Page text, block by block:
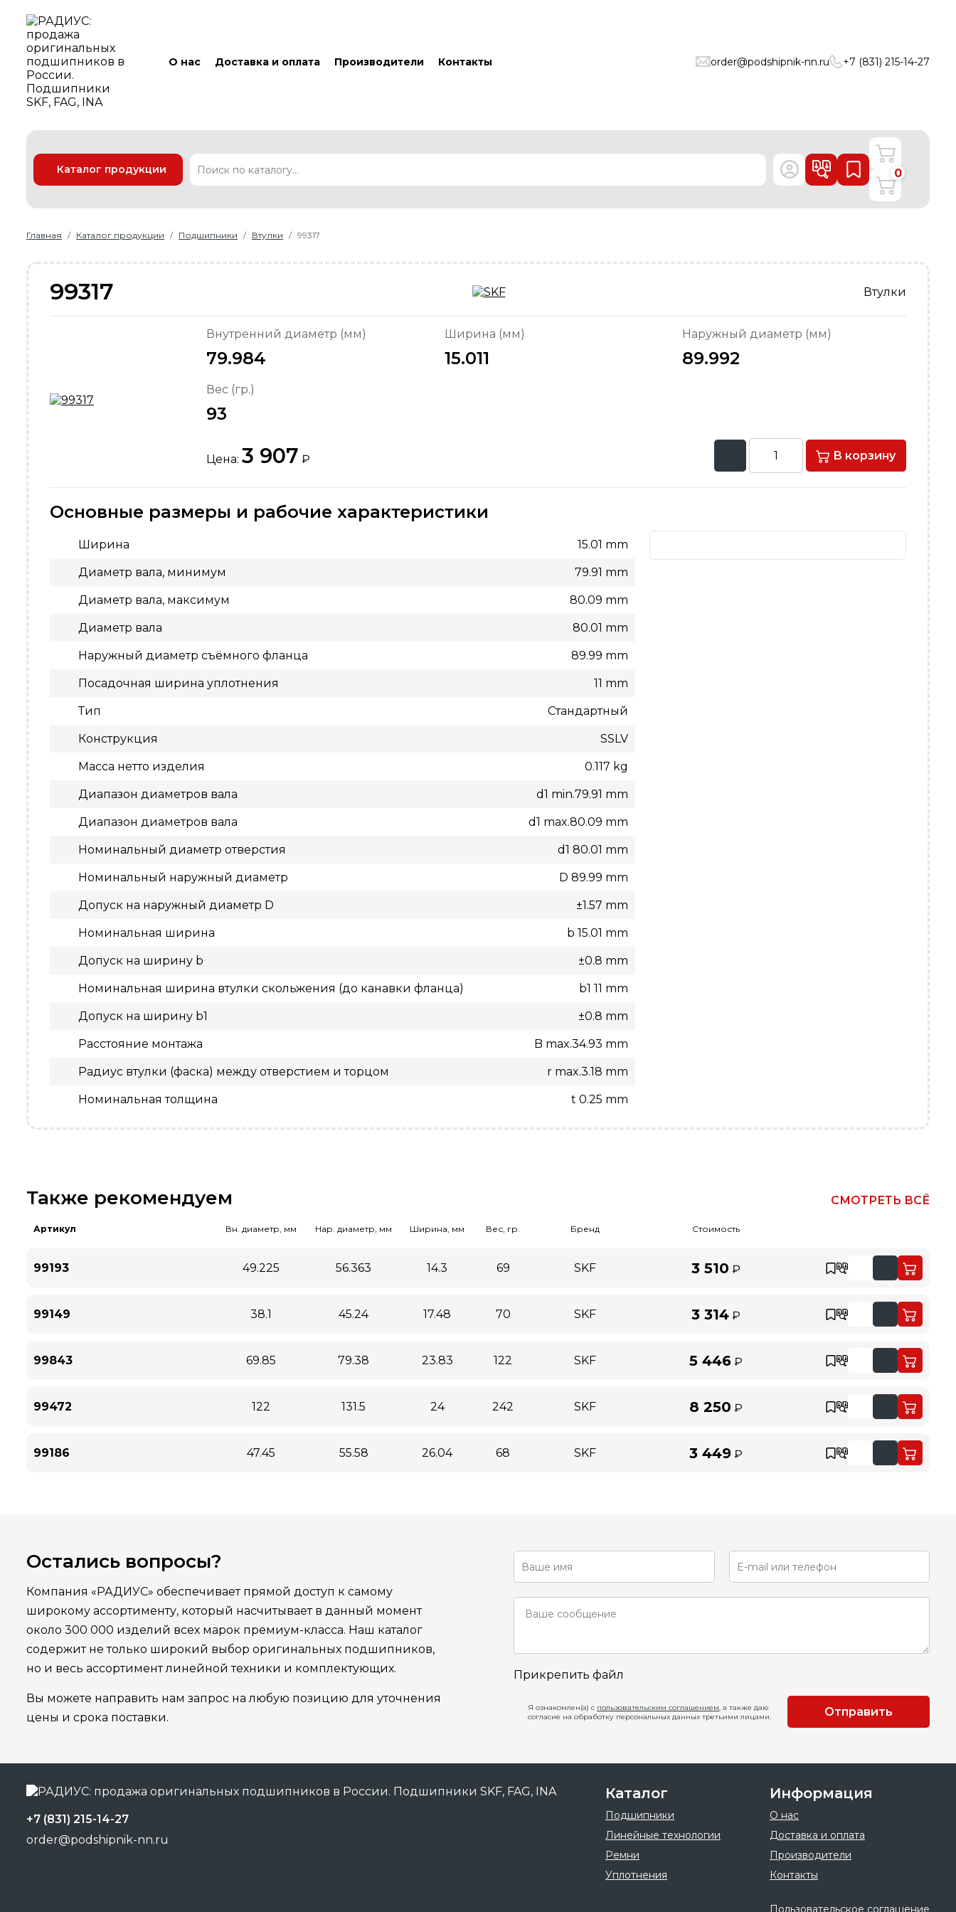
О нас Доставка и оплата Производители Контакты order@podshipnik-nn.ru +7 (831) 215-14-27
Каталог продукции
Уплотнения
0
Главная Каталог продукции Подшипники Втулки 99317
99317 Втулки
Внутренний диаметр (мм)
79.984
Ширина (мм)
15.011
Наружный диаметр (мм)
89.992
Вес (гр.)
93
Цена: 3 907 ₽ В корзину
Основные размеры и рабочие характеристики
Ширина 15.01 mm
Диаметр вала, минимум 79.91 mm
Диаметр вала, максимум 80.09 mm
Диаметр вала 80.01 mm
Наружный диаметр съёмного фланца 89.99 mm
Посадочная ширина уплотнения 11 mm
Тип Стандартный
Конструкция SSLV
Масса нетто изделия 0.117 kg
Диапазон диаметров вала d1 min.79.91 mm
Диапазон диаметров вала d1 max.80.09 mm
Номинальный диаметр отверстия d1 80.01 mm
Номинальный наружный диаметр D 89.99 mm
Допуск на наружный диаметр D ±1.57 mm
Номинальная ширина b 15.01 mm
Допуск на ширину b ±0.8 mm
Номинальная ширина втулки скольжения (до канавки фланца) b1 11 mm
Допуск на ширину b1 ±0.8 mm
Расстояние монтажа B max.34.93 mm
Радиус втулки (фаска) между отверстием и торцом r max.3.18 mm
Номинальная толщина t 0.25 mm
Также рекомендуем СМОТРЕТЬ ВСЁ
Артикул Вн. диаметр, мм Нар. диаметр, мм Ширина, мм Вес, гр. Бренд Стоимость
99193 49.225 56.363 14.3 69 SKF 3 510 ₽
99149 38.1 45.24 17.48 70 SKF 3 314₽
99843 69.85 79.38 23.83 122 SKF 5 446₽
99472 122 131.5 24 242 SKF 8 250 ₽
99186 47.45 55.58 26.04 68 SKF 3 449₽
Остались вопросы?
Компания «РАДИУС» обеспечивает прямой доступ к самому
широкому ассортименту, который насчитывает в данный момент
около 300 000 изделий всех марок премиум-класса. Наш каталог
содержит не только широкий выбор оригинальных подшипников,
но и весь ассортимент линейной техники и комплектующих.
Вы можете направить нам запрос на любую позицию для уточнения
цены и срока поставки.
Прикрепить файл
Я ознакомлен(а) с пользовательским соглашением , а также даю
согласие на обработку персональных данных третьими лицами.
Отправить
+7 (831) 215-14-27
order@podshipnik-nn.ru
Каталог
Подшипники
Линейные технологии
Ремни
Уплотнения
Информация
О нас
Доставка и оплата
Производители
Контакты
Пользовательское соглашение